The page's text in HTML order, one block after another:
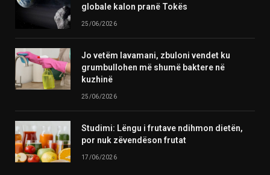
globale kalon pranë Tokës
25/06/2026
Jo vetëm lavamani, zbuloni vendet ku
grumbullohen më shumë baktere në
kuzhinë
25/06/2026
Studimi: Lëngu i frutave ndihmon dietën,
por nuk zëvendëson frutat
17/06/2026